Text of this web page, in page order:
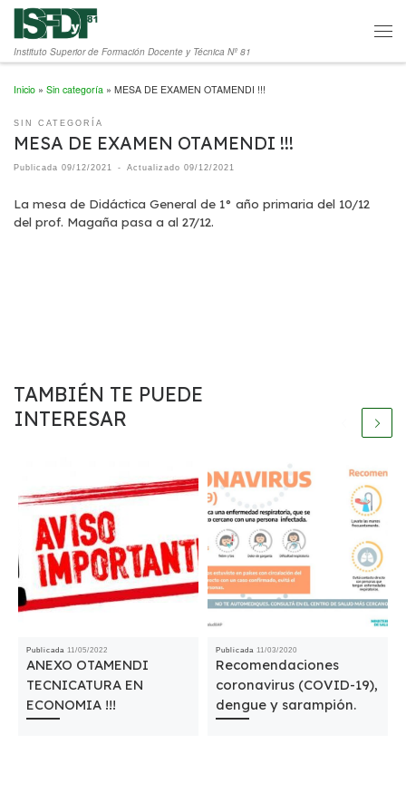
Saltar al contenido
Instituto Superior de Formación Docente y Técnica Nº 81
Inicio » Sin categoría » MESA DE EXAMEN OTAMENDI !!!
SIN CATEGORÍA
MESA DE EXAMEN OTAMENDI !!!
Publicada 09/12/2021 - Actualizado 09/12/2021
La mesa de Didáctica General de 1° año primaria del 10/12
del prof. Magaña pasa a al 27/12.
TAMBIÉN TE PUEDE
INTERESAR
Publicada 11/05/2022
ANEXO OTAMENDI
TECNICATURA EN
ECONOMIA !!!
Publicada 11/03/2020
Recomendaciones
coronavirus (COVID-19),
dengue y sarampión.